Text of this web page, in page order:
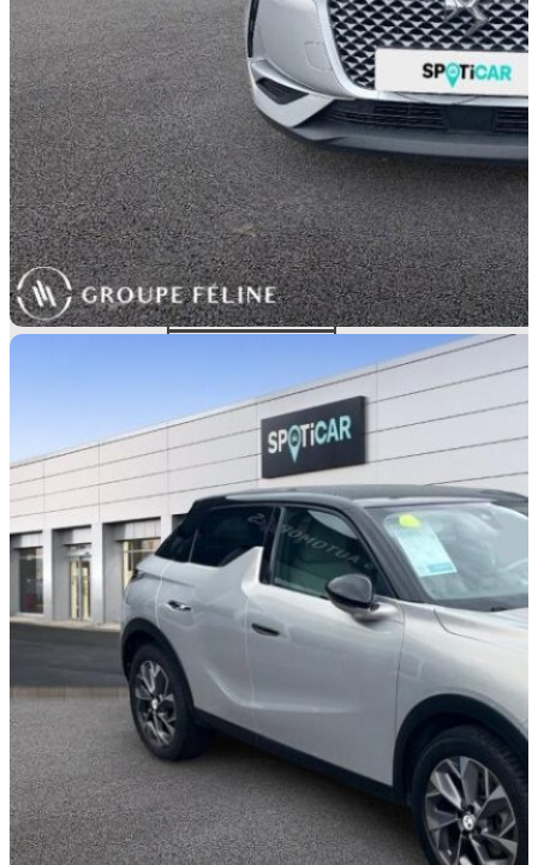
REPRISE
TYPOLOGIE
S.U.V.
TYPE D'ÉNERGIE
Electrique
CYLINDRÉE
0 cm3